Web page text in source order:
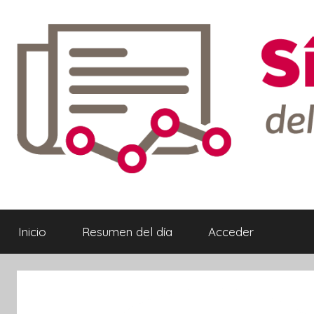
contenido
Informativa
Inicio Resumen del día Acceder